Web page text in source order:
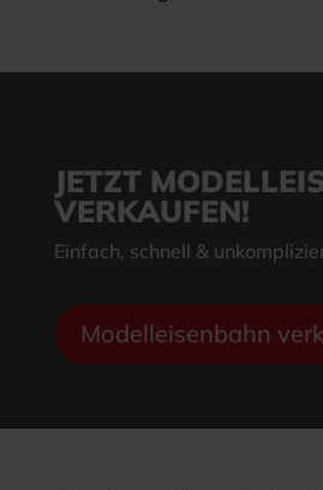
JETZT
VERKAUFEN!
Einfach, schnell &
Modelleisenbahn